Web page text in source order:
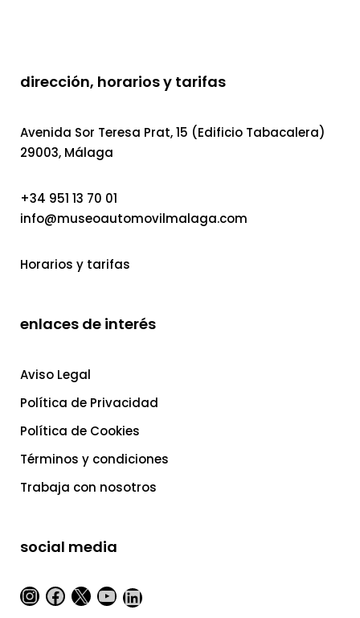
dirección, horarios y tarifas
Avenida Sor Teresa Prat, 15 (Edificio Tabacalera)
29003, Málaga
+34 951 13 70 01
info@museoautomovilmalaga.com
Horarios y tarifas
enlaces de interés
Aviso Legal
Política de Privacidad
Política de Cookies
Términos y condiciones
Trabaja con nosotros
social media
Instagram
Facebook
X YouTube
LinkedIn